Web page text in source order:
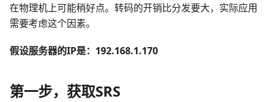
在物理机上可能稍好点。转码的开销比分发要大，实际应用
需要考虑这个因素。
假设服务器的IP是：192.168.1.170
第一步，获取SRS